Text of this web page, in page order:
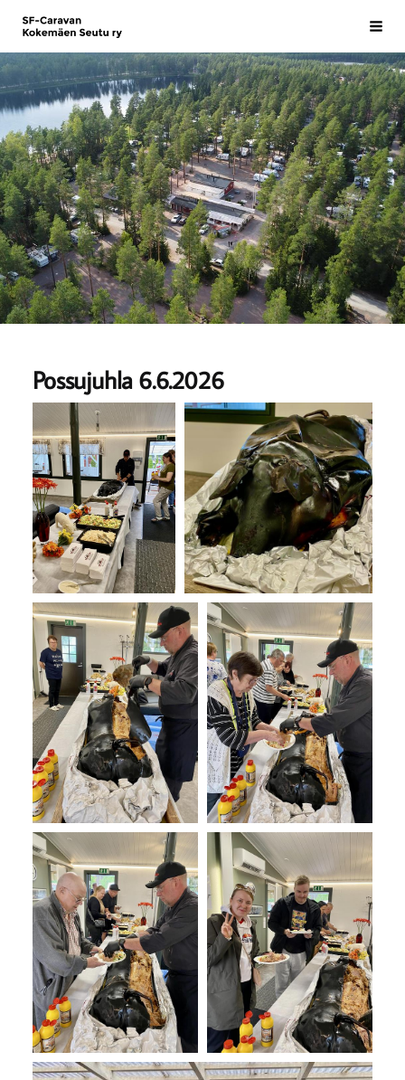
Siirry
sivun
sisältöön
SF-Caravan Kokemäen Seutu ry
Possujuhla 6.6.2026